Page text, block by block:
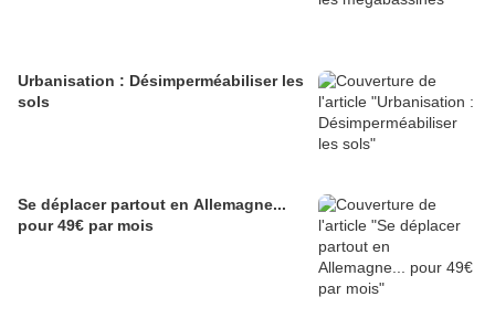
Urbanisation : Désimperméabiliser les
sols
Se déplacer partout en Allemagne...
pour 49€ par mois